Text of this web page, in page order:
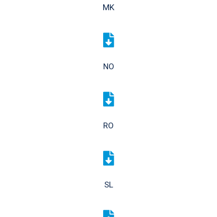
MK
NO
RO
SL